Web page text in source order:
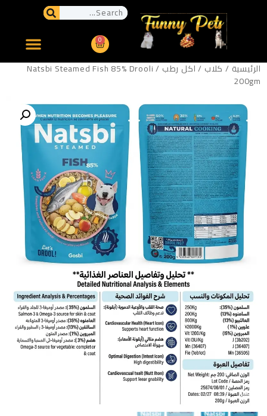
0
الرئيسية / كلاب /اكل رطب
/ Natsbi Steamed Fish 85% Drooli
200gm